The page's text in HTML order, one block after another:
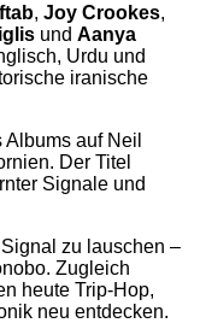
, Joy Crookes,
und Aanya
Urdu und
iranische
auf Neil
Der Titel
Signale und
zu lauschen –
Zugleich
heute Trip-Hop,
neu entdecken.